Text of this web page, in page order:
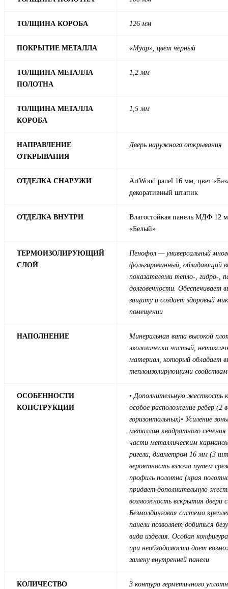
ТОЛЩИНА КОРОБА 126 мм
ПОКРЫТИЕ МЕТАЛЛА «Муар», цвет черный
ТОЛЩИНА МЕТАЛЛА
ПОЛОТНА
1,2 мм
ТОЛЩИНА МЕТАЛЛА
КОРОБА
1,5 мм
НАПРАВЛЕНИЕ
ОТКРЫВАНИЯ
Дверь наружного открывания
ОТДЕЛКА СНАРУЖИ
ArtWood panel 16 мм, цвет
декоративный штапик
ОТДЕЛКА ВНУТРИ
Влагостойкая панель МДФ 12
«Белый»
ТЕРМОИЗОЛИРУЮЩИЙ
СЛОЙ
Пенофол — универсальный
фольгированный, обладающий
показателями тепло-, гидро-,
долговечности. Обеспечивает
защиту и создает здоровый
помещении
НАПОЛНЕНИЕ
Минеральная вата высокой
экологически чистый,
материал, который обладает
теплоизолирующими
ОСОБЕННОСТИ
КОНСТРУКЦИИ
• Дополнительную жесткость
особое расположение ребер (2
горизонтальных)• Усиление
металлом квадратного сечения
части металлическим
ригели, диаметром 16 мм (3
вероятность взлома путем
профиль полотна (края
придает дополнительную
возможность вскрытия двери
Безмолдинговая система
панели позволяет добиться
вида изделия. Особая
при необходимости дает
замену внутренней панели
КОЛИЧЕСТВО
3 контура герметичного